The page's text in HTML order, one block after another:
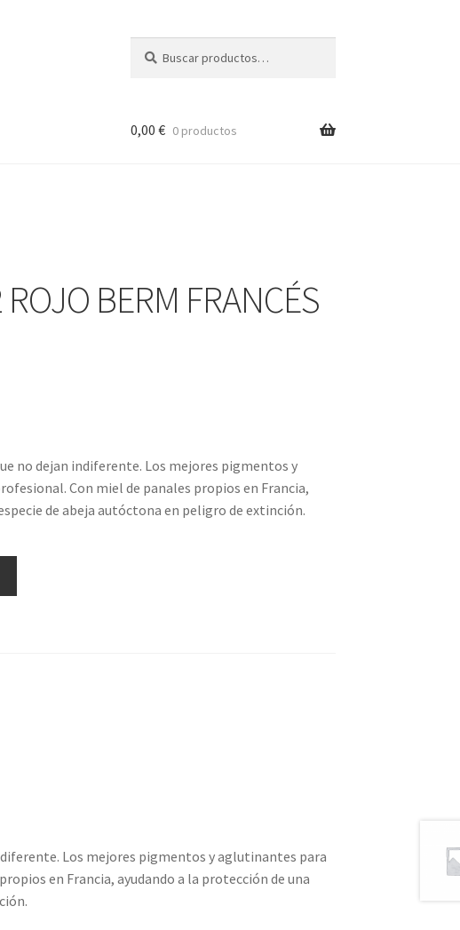
por:
0,00 € 0 productos
BERM FRANCÉS
no dejan indiferente. Los mejores pigmentos y
Con miel de panales propios en Francia,
de abeja autóctona en peligro de extinción.
Los mejores pigmentos y aglutinantes para
en Francia, ayudando a la protección de una